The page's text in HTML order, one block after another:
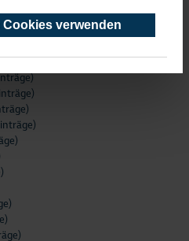
verwenden